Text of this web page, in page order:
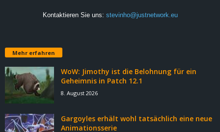
Kontaktieren Sie uns: stevinho@justnetwork.eu
Mehr erfahren
WoW: Jimothy ist die Belohnung für ein
Geheimnis in Patch 12.1
8. August 2026
Gargoyles erhält wohl tatsächlich eine neue
Animationsserie